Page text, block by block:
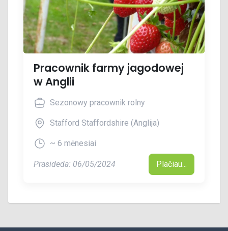
Pracownik farmy jagodowej
w Anglii
Sezonowy pracownik rolny
Stafford Staffordshire (Anglija)
~ 6 mėnesiai
Prasideda: 06/05/2024 Plačiau...